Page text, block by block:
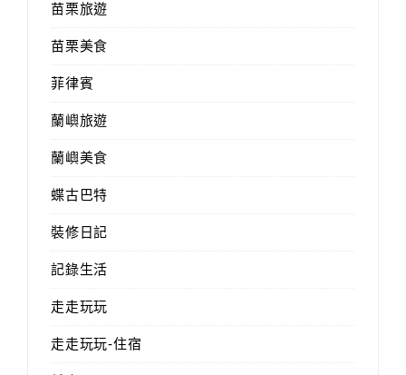
苗栗旅遊
苗栗美食
菲律賓
蘭嶼旅遊
蘭嶼美食
蝶古巴特
裝修日記
記錄生活
走走玩玩
走走玩玩-住宿